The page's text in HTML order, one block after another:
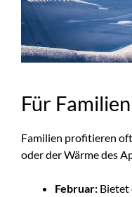
Für
Familien profitieren
oder der Wärme des
Februar: Bietet